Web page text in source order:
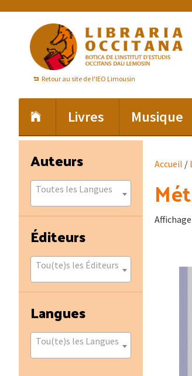
navigation
principale
contenu
principal
Retour au site de l'IEO Limousin
Livres Musique
Accueil /
Barre
latérale
principale
Auteurs
Toutes les Langues
Éditeurs
Tou(te)s les Éditeurs
Langues
Tou(te)s les Langues